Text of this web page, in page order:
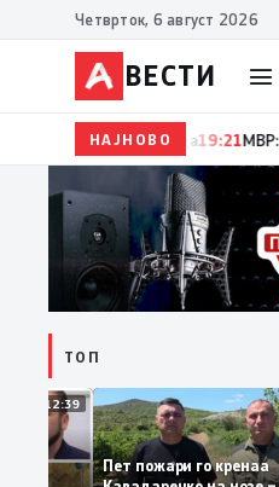
Четврток, 6 август 2026
ВЕСТИ
НАЈНОВО19:22Ангелов:
ТОП
12:39
За
Пет пожари го